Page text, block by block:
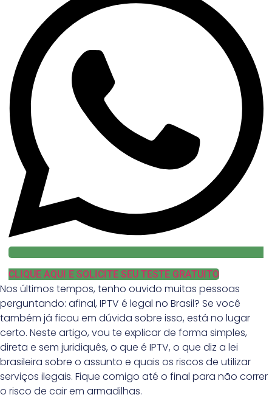
CLIQUE AQUI E SOLICITE SEU TESTE GRATUITO
Nos últimos tempos, tenho ouvido muitas pessoas
perguntando: afinal, IPTV é legal no Brasil? Se você
também já ficou em dúvida sobre isso, está no lugar
certo. Neste artigo, vou te explicar de forma simples,
direta e sem juridiquês, o que é IPTV, o que diz a lei
brasileira sobre o assunto e quais os riscos de utilizar
serviços ilegais. Fique comigo até o final para não correr
o risco de cair em armadilhas.